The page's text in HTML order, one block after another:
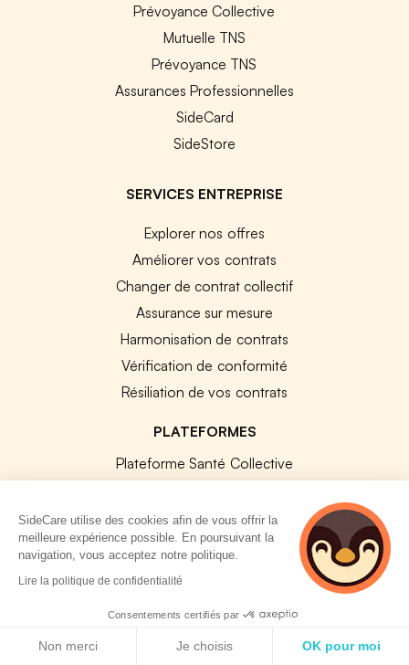
Prévoyance Collective
Mutuelle TNS
Prévoyance TNS
Assurances Professionnelles
SideCard
SideStore
SERVICES ENTREPRISE
Explorer nos offres
Améliorer vos contrats
Changer de contrat collectif
Assurance sur mesure
Harmonisation de contrats
Vérification de conformité
Résiliation de vos contrats
PLATEFORMES
Plateforme Santé Collective
Plateforme SIRH
Nos modules SIRH
RESSOURCES RH
SideCare utilise des cookies afin de vous offrir la
meilleure expérience possible. En poursuivant la
navigation, vous acceptez notre politique.
Lire la politique de confidentialité
Consentements certifiés par
Non merci Je choisis OK pour moi
2 personnes
consultent
actuellement cette